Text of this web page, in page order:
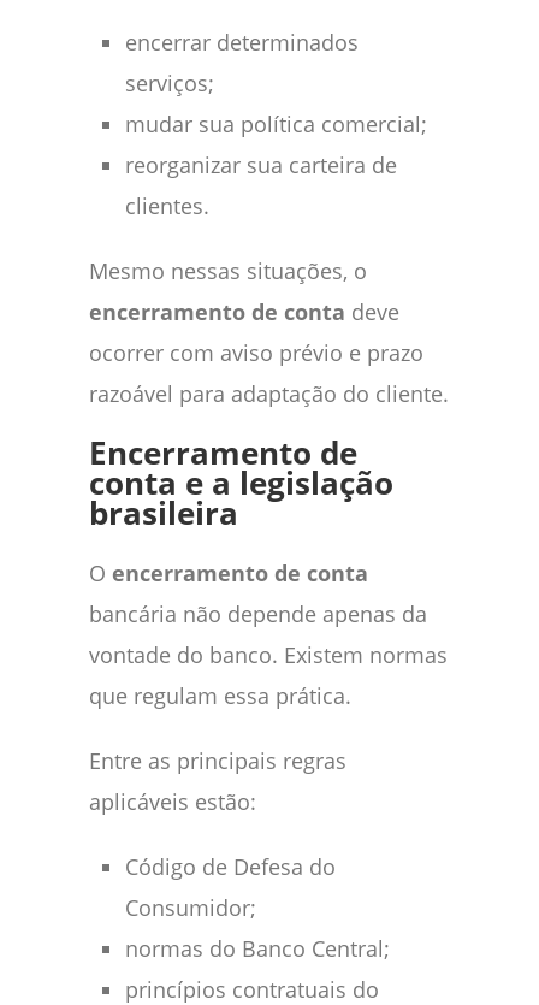
encerrar determinados
serviços;
mudar sua política comercial;
reorganizar sua carteira de
clientes.
Mesmo nessas situações, o
encerramento de conta deve
ocorrer com aviso prévio e prazo
razoável para adaptação do cliente.
Encerramento de
conta e a legislação
brasileira
O encerramento de conta
bancária não depende apenas da
vontade do banco. Existem normas
que regulam essa prática.
Entre as principais regras
aplicáveis estão:
Código de Defesa do
Consumidor;
normas do Banco Central;
princípios contratuais do